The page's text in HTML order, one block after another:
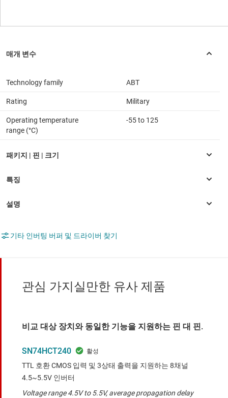
Technology family ABT
Rating Military
Operating temperature
range (°C)
-55 to 125
기타 인버팅 버퍼 및 드라이버 찾기
관심 가지실만한 유사 제품
비교 대상 장치와 동일한 기능을 지원하는 핀 대 핀.
SN74HCT240
TTL 호환 CMOS 입력 및 3상태 출력을 지원하는 8채널
4.5~5.5V 인버터
Voltage range 4.5V to 5.5V, average propagation delay